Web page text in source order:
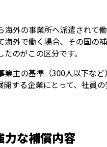
外の事業所へ派遣されて
海外で働く場合、その国の
のがこの区分です。
業主の基準（300人以下な
開する企業にとって、社員
力な補償内容